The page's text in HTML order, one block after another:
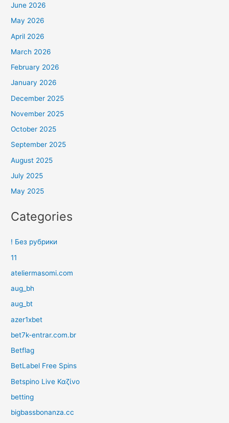
June 2026
May 2026
April 2026
March 2026
February 2026
January 2026
December 2025
November 2025
October 2025
September 2025
August 2025
July 2025
May 2025
Categories
! Без рубрики
11
ateliermasomi.com
aug_bh
aug_bt
azer1xbet
bet7k-entrar.com.br
Betflag
BetLabel Free Spins
Betspino Live Καζίνο
betting
bigbassbonanza.cc